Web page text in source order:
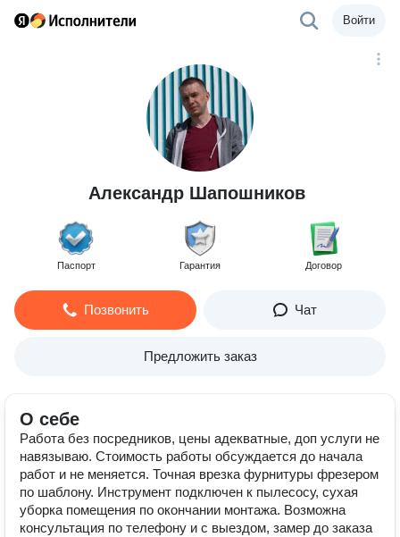
Войти
Александр Шапошников
Паспорт Гарантия Договор
Позвонить Чат
Предложить заказ
О себе
Работа без посредников, цены адекватные, доп услуги не
навязываю. Стоимость работы обсуждается до начала
работ и не меняется. Точная врезка фурнитуры фрезером
по шаблону. Инструмент подключен к пылесосу, сухая
уборка помещения по окончании монтажа. Возможна
консультация по телефону и с выездом, замер до заказа